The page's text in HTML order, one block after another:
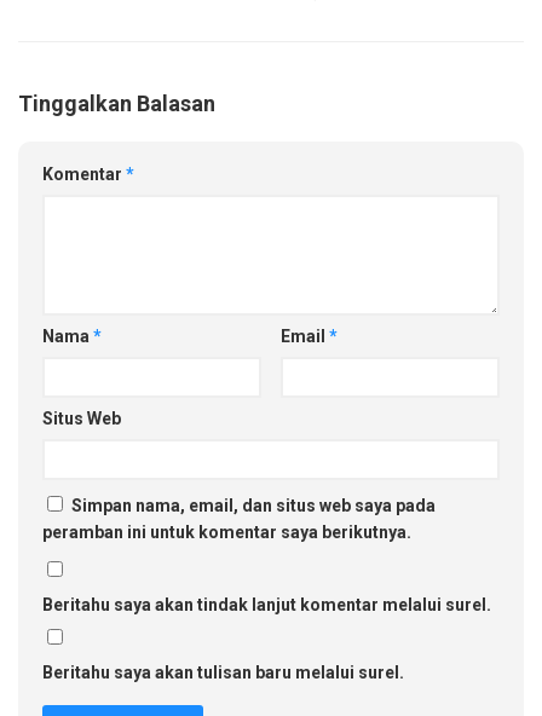
Tinggalkan Balasan
Komentar *
Nama * Email *
Situs Web
Simpan nama, email, dan situs web saya pada
peramban ini untuk komentar saya berikutnya.
Beritahu saya akan tindak lanjut komentar melalui surel.
Beritahu saya akan tulisan baru melalui surel.